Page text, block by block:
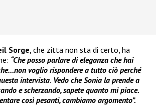
Sorge, che zitta non sta di certo, ha
“Che posso parlare di eleganza che hai
voglio rispondere a tutto ciò perché
intervista. Vedo che Sonia la prende a
e scherzando, sapete quanto mi piace.
così pesanti, cambiamo argomento”.